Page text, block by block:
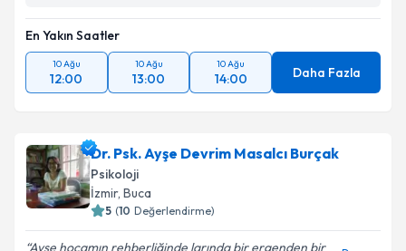
En Yakın Saatler
10 Ağu
12:00
10 Ağu
13:00
10 Ağu
14:00 Daha Fazla
Dr. Psk. Ayşe Devrim Masalcı Burçak
Psikoloji
İzmir, Buca
5 (10 Değerlendirme)
Ayşe hocamın rehberliğinde larında bir ergenden bir